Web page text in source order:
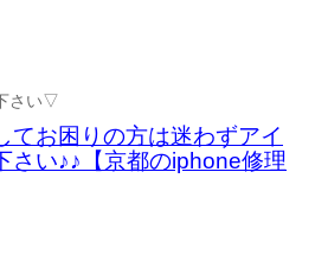
さい▽
てお困りの方は迷わずアイ
さい♪♪【京都のiphone修理